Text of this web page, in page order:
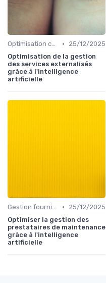
Optimisation coûts •
25/12/2025
Optimisation de la gestion
des services externalisés
grâce à l'intelligence
artificielle
Gestion fournisseurs •
25/12/2025
Optimiser la gestion des
prestataires de maintenance
grâce à l'intelligence
artificielle